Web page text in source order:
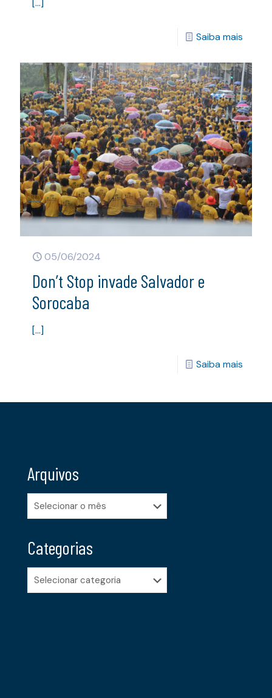
Saiba mais
05/06/2024
Don’t Stop invade Salvador e
Sorocaba
[…]
Saiba mais
Arquivos
Arquivos
Categorias
Categorias